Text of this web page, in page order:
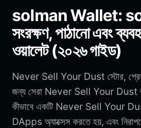
Português (Portugal)
Bahasa Indonesia
ภาษาไทย
Português (Brasil)
Español (Argentina)
solman Wallet:
সংরক্ষণ, পাঠানো এবং
ওয়ালেট (২০২৬ গাইড)
Never Sell Your Dust স্টোর,
জন্য সেরা Never Sell Your Dust
কীভাবে একটি Never Sell Your
DApps অ্যাক্সেস করতে হয়, এবং